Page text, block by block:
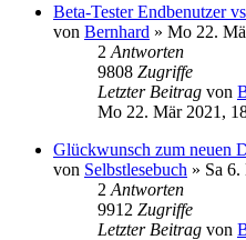
Beta-Tester Endbenutzer
von Bernhard » Mo 22.
2 Antworten
9808 Zugriffe
Letzter Beitrag von
Mo 22. Mär 2021,
Glückwunsch zum neuen
von Selbstlesebuch » Sa 6.
2 Antworten
9912 Zugriffe
Letzter Beitrag von